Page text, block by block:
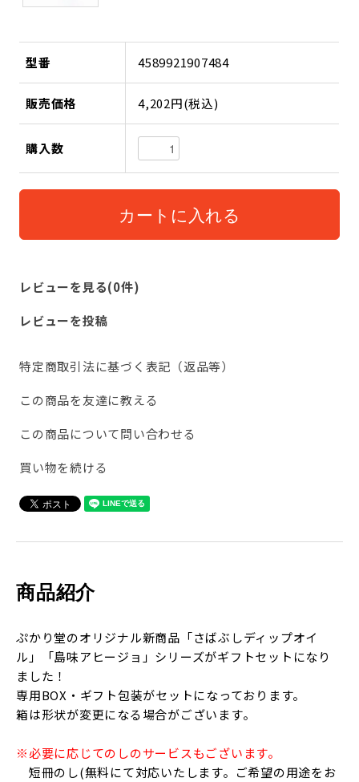
型番 4589921907484
販売価格 4,202円(税込)
購入数
レビューを見る(0件)
レビューを投稿
特定商取引法に基づく表記（返品等）
この商品を友達に教える
この商品について問い合わせる
買い物を続ける
商品紹介
ぷかり堂のオリジナル新商品「さばぶしディップオイ
ル」「島味アヒージョ」シリーズがギフトセットになり
ました！
専用BOX・ギフト包装がセットになっております。
箱は形状が変更になる場合がございます。
※必要に応じてのしのサービスもございます。
短冊のし(無料にて対応いたします。ご希望の用途をお